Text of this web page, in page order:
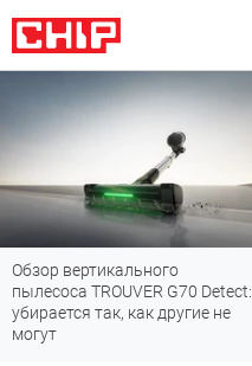
Обзор вертикального
пылесоса TROUVER G70 Detect:
убирается так, как другие не
могут